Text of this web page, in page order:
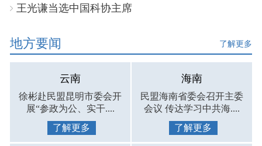
王光谦当选中国科协主席
地方要闻 了解更多
云南
徐彬赴民盟昆明市委会开
展“参政为公、实干....
了解更多
海南
民盟海南省委会召开主委
会议 传达学习中共海....
了解更多